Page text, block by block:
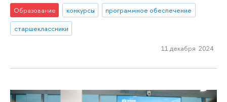
Образование конкурсы
программное обеспечение
старшеклассники
11 декабря 2024